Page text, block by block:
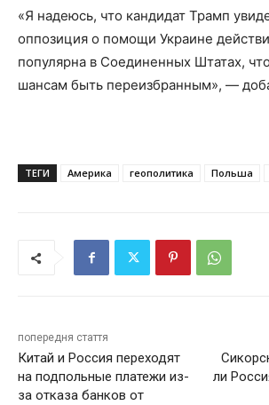
«Я надеюсь, что кандидат Трамп
оппозиция о помощи Украине
популярна в Соединенных Штатах,
шансам быть переизбранным», —
ТЕГИ Америка геополитика Польша
попередня стаття
Китай и Россия переходят
на подпольные платежи из-
за отказа банков от
ли